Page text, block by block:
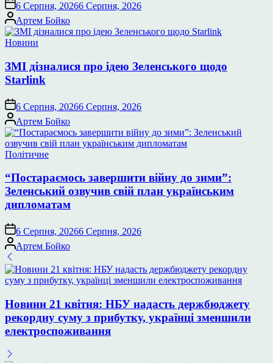
6 Серпня, 20266 Серпня, 2026
Опубліковано
Артем Бойко
Опублікувати
Новини
ЗМІ дізналися про ідею Зеленського щодо
Starlink
6 Серпня, 20266 Серпня, 2026
Опубліковано
Артем Бойко
Опублікувати
Політичне
“Постараємось завершити війну до зими”:
Зеленський озвучив свій план українським
дипломатам
6 Серпня, 20266 Серпня, 2026
Опубліковано
Артем Бойко
Новини 21 квітня: НБУ надасть держбюджету
рекордну суму з прибутку, українці зменшили
електроспоживання